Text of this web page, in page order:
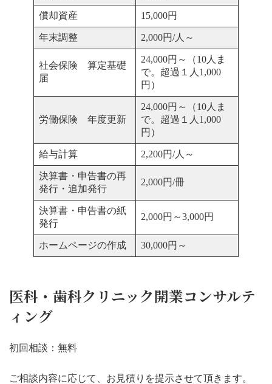
償却資産 15,000円
年末調整 2,000円/人～
社会保険 算定基礎
届
24,000円～（10人ま
で。超過１人1,000
円）
労働保険 年度更新
24,000円～（10人ま
で。超過１人1,000
円）
給与計算 2,200円/人～
決算書・申告書の再
発行・追加発行
2,000円/冊
決算書・申告書の紙
発行
2,000円～3,000円
ホームページの作成 30,000円～
医科・歯科クリニック開業コンサルテ
ィング
初回相談：無料
ご相談内容に応じて、お見積りを提示させて頂きます。